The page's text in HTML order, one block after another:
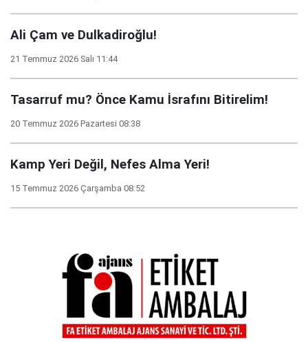
Ali Çam ve Dulkadiroğlu!
21 Temmuz 2026 Salı 11:44
Tasarruf mu? Önce Kamu İsrafını Bitirelim!
20 Temmuz 2026 Pazartesi 08:38
Kamp Yeri Değil, Nefes Alma Yeri!
15 Temmuz 2026 Çarşamba 08:52